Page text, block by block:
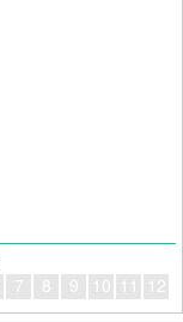
7 8 9 10 11 12